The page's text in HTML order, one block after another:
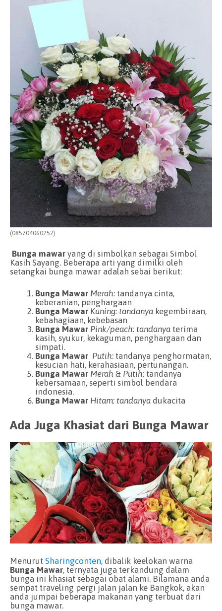
(085704060252)
Bunga mawar yang di simbolkan sebagai Simbol
Kasih Sayang. Beberapa arti yang dimilki oleh
setangkai bunga mawar adalah sebai berikut:
Bunga Mawar Merah: tandanya cinta,
keberanian, penghargaan
Bunga Mawar Kuning: tandanya kegembiraan,
kebahagiaan, kebebasan
Bunga Mawar Pink/peach: tandanya terima
kasih, syukur, kekaguman, penghargaan dan
simpati.
Bunga Mawar Putih: tandanya penghormatan,
kesucian hati, kerahasiaan, pertunangan.
Bunga Mawar Merah & Putih: tandanya
kebersamaan, seperti simbol bendara
indonesia.
Bunga Mawar Hitam: tandanya dukacita
Ada Juga Khasiat dari Bunga Mawar
Menurut Sharingconten, dibalik keelokan warna
Bunga Mawar, ternyata juga terkandung dalam
bunga ini khasiat sebagai obat alami. Bilamana anda
sempat traveling pergi jalan jalan ke Bangkok, akan
anda jumpai beberapa makanan yang terbuat dari
bunga mawar.